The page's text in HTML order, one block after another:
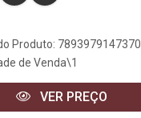
Produto: 7893979147370
de Venda\1
VER PREÇO